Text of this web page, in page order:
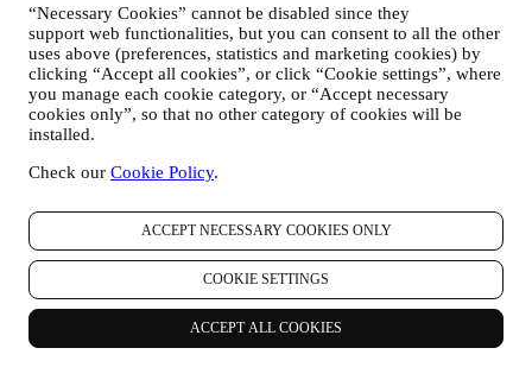
“Necessary Cookies” cannot be disabled since they
support web functionalities, but you can consent to all the other
uses above (preferences, statistics and marketing cookies) by
clicking “Accept all cookies”, or click “Cookie settings”, where
you manage each cookie category, or “Accept necessary
cookies only”, so that no other category of cookies will be
installed.
Check our Cookie Policy.
ACCEPT NECESSARY COOKIES ONLY
COOKIE SETTINGS
ACCEPT ALL COOKIES
personnalisées et vous informerons du lancement de nouveaux
produits, des offres exclusives, des démonstrations culinaires ou
évènements à venir, et des promotions qui vous sont réservées.
Désabonnement :
Vous pouvez cesser de recevoir nos communications marketing à
tout moment, gratuitement, en utilisant les méthodes indiquées dans
newsletter, vous pouvez cliquer sur le lien de désinscription figurant
mettre fin à l'une de nos activités marketing, veuillez nous envoyer
un courrier électronique à l'adresse:privacy@lecreuset.com
désinscription sera traitée dans les meilleurs délais, mais dans
certaines circonstances, il se peut que vous receviez quelques
communications supplémentaires jusqu'à ce que votre désinscription
soit complètement traitée.
C’est vous qui contrôlez vos données